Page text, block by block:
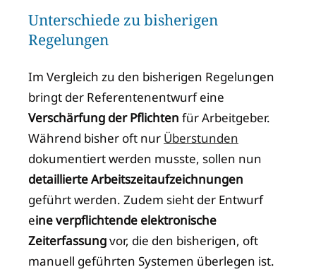
Unterschiede zu bisherigen
Regelungen
Im Vergleich zu den bisherigen Regelungen
bringt der Referentenentwurf eine
Verschärfung der Pflichten für Arbeitgeber.
Während bisher oft nur Überstunden
dokumentiert werden musste, sollen nun
detaillierte Arbeitszeitaufzeichnungen
geführt werden. Zudem sieht der Entwurf
eine verpflichtende elektronische
Zeiterfassungvor, die den bisherigen, oft
manuell geführten Systemen überlegen ist.